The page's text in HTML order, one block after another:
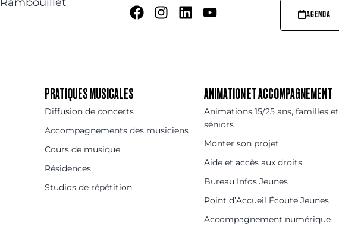
AGENDA
PRATIQUES MUSICALES
Diffusion de concerts
Accompagnements des musiciens
Cours de musique
Résidences
Studios de répétition
ANIMATION ET ACCOMPAGNEMENT
Animations 15/25 ans, familles et
séniors
Monter son projet
Aide et accès aux droits
Bureau Infos Jeunes
Point d’Accueil Écoute Jeunes
Accompagnement numérique